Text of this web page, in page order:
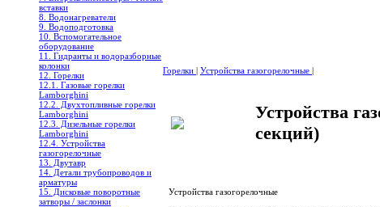
вставки
8. Водонагреватели
9. Водоподготовка
10. Вспомогательное
оборудование
11. Гидранты и водоразборные
колонки
12. Горелки
12.1. Газовые горелки
Lamborghini
12.2. Двухтопливные горелки
Lamborghini
12.3. Дизельные горелки
Lamborghini
12.4. Устройства
газогорелочные
13. Двутавр
14. Детали трубопроводов и
арматуры
15. Дисковые поворотные
затворы / заслонки
Горелки | Устройства газогорелочные |
Устройства
секций)
Устройства газогорелочные